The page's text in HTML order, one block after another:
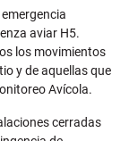
aviar H5.
los movimientos
y de aquellas que
Avícola.
cerradas